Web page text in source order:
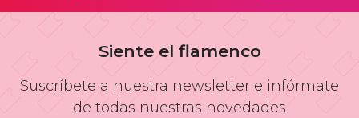
Siente el flamenco
Suscríbete a nuestra newsletter e infórmate
de todas nuestras novedades